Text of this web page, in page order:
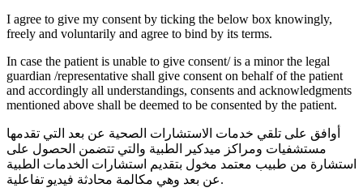
I agree to give my consent by ticking the below box knowingly,
freely and voluntarily and agree to bind by its terms.
In case the patient is unable to give consent/ is a minor the legal
guardian /representative shall give consent on behalf of the patient
and accordingly all understandings, consents and acknowledgments
mentioned above shall be deemed to be consented by the patient.
أوافق على تلقي خدمات الاستشارات الصحية عن بعد التي تقدمها
مستشفيات ومراكز ميدكير الطبية والتي تتضمن الحصول على
استشارة من طبيب معتمد مخول بتقديم استشارات الخدمات الطبية
عن بعد وهي مكالمة محادثة فيديو تفاعلية.